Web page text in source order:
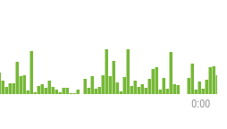
0:00